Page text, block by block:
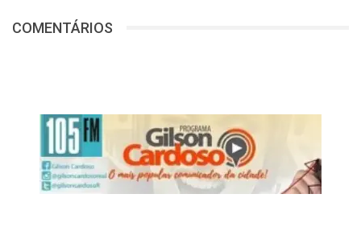
COMENTÁRIOS